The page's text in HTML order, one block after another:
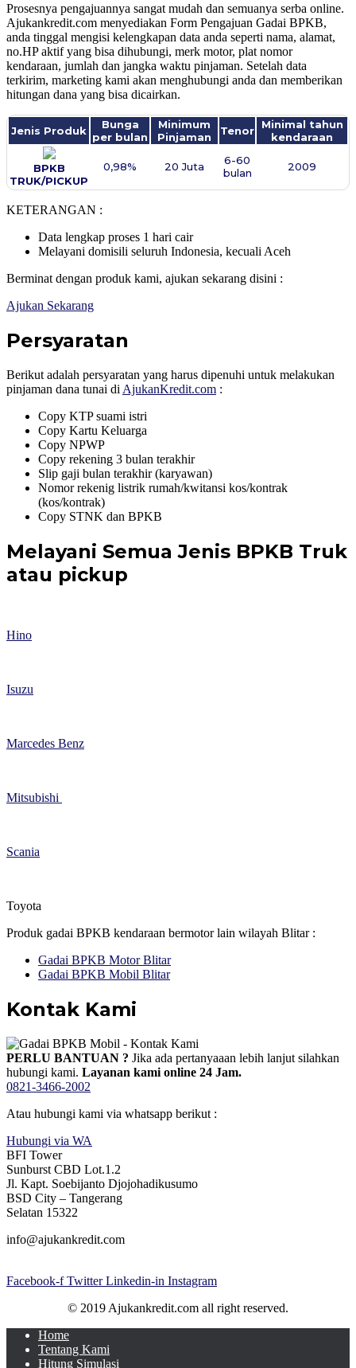
Prosesnya pengajuannya sangat mudah dan semuanya serba online.
Ajukankredit.com menyediakan Form Pengajuan Gadai BPKB,
anda tinggal mengisi kelengkapan data anda seperti nama, alamat,
no.HP aktif yang bisa dihubungi, merk motor, plat nomor
kendaraan, jumlah dan jangka waktu pinjaman. Setelah data
terkirim, marketing kami akan menghubungi anda dan memberikan
hitungan dana yang bisa dicairkan.
Jenis Produk
Bunga
per bulan
Minimum
Pinjaman
Tenor
Minimal tahun
kendaraan
BPKB
TRUK/PICKUP
0,98% 20 Juta
6-60
bulan
2009
KETERANGAN :
Data lengkap proses 1 hari cair
Melayani domisili seluruh Indonesia, kecuali Aceh
Berminat dengan produk kami, ajukan sekarang disini :
Ajukan Sekarang
Persyaratan
Berikut adalah persyaratan yang harus dipenuhi untuk melakukan
pinjaman dana tunai di AjukanKredit.com :
Copy KTP suami istri
Copy Kartu Keluarga
Copy NPWP
Copy rekening 3 bulan terakhir
Slip gaji bulan terakhir (karyawan)
Nomor rekenig listrik rumah/kwitansi kos/kontrak
(kos/kontrak)
Copy STNK dan BPKB
Melayani Semua Jenis BPKB Truk
atau pickup
Hino
Isuzu
Marcedes Benz
Mitsubishi
Scania
Toyota
Produk gadai BPKB kendaraan bermotor lain wilayah Blitar :
Gadai BPKB Motor Blitar
Gadai BPKB Mobil Blitar
Kontak Kami
PERLU BANTUAN ? Jika ada pertanyaaan lebih lanjut silahkan
hubungi kami. Layanan kami online 24 Jam.
0821-3466-2002
Atau hubungi kami via whatsapp berikut :
Hubungi via WA
BFI Tower
Sunburst CBD Lot.1.2
Jl. Kapt. Soebijanto Djojohadikusumo
BSD City – Tangerang
Selatan 15322
info@ajukankredit.com
Facebook-f Twitter Linkedin-in Instagram
© 2019 Ajukankredit.com all right reserved.
Home
Tentang Kami
Hitung Simulasi